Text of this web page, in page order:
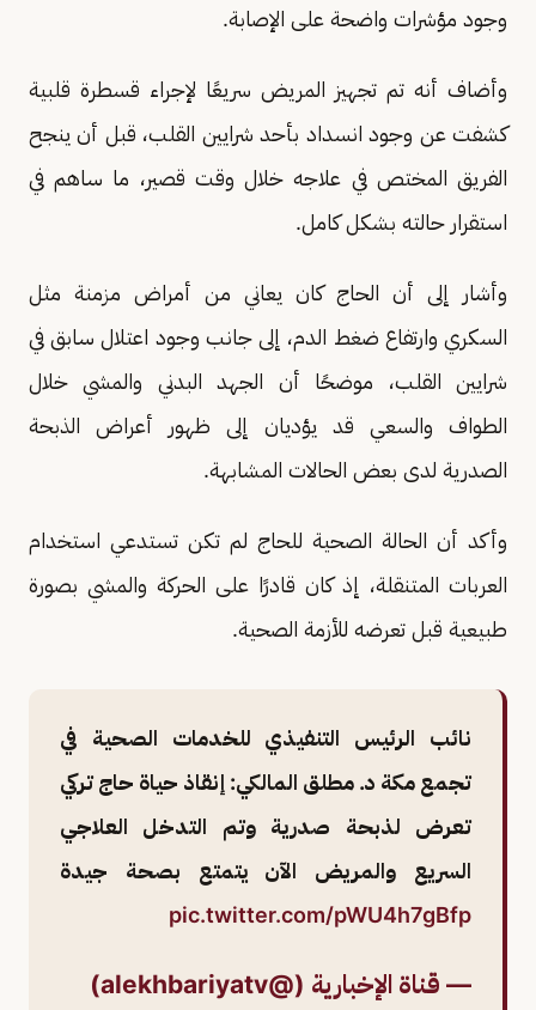
وجود مؤشرات واضحة على الإصابة.
وأضاف أنه تم تجهيز المريض سريعًا لإجراء قسطرة قلبية
كشفت عن وجود انسداد بأحد شرايين القلب، قبل أن ينجح
الفريق المختص في علاجه خلال وقت قصير، ما ساهم في
استقرار حالته بشكل كامل.
وأشار إلى أن الحاج كان يعاني من أمراض مزمنة مثل
السكري وارتفاع ضغط الدم، إلى جانب وجود اعتلال سابق في
شرايين القلب، موضحًا أن الجهد البدني والمشي خلال
الطواف والسعي قد يؤديان إلى ظهور أعراض الذبحة
الصدرية لدى بعض الحالات المشابهة.
وأكد أن الحالة الصحية للحاج لم تكن تستدعي استخدام
العربات المتنقلة، إذ كان قادرًا على الحركة والمشي بصورة
طبيعية قبل تعرضه للأزمة الصحية.
نائب الرئيس التنفيذي للخدمات الصحية في
تجمع مكة د. مطلق المالكي: إنقاذ حياة حاج تركي
تعرض لذبحة صدرية وتم التدخل العلاجي
السريع والمريض الآن يتمتع بصحة جيدة
pic.twitter.com/pWU4h7gBfp
— قناة الإخبارية (@alekhbariyatv)